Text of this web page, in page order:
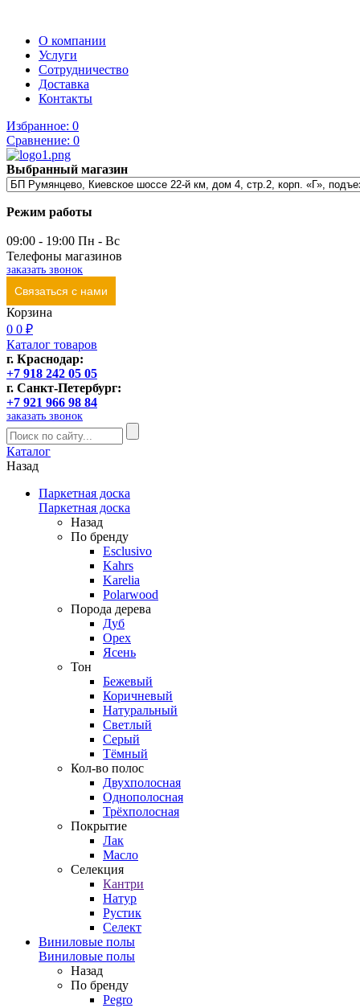
О компании
Услуги
Сотрудничество
Доставка
Контакты
Избранное: 0
Сравнение: 0
Выбранный магазин
Режим работы
09:00 - 19:00 Пн - Вс
Телефоны магазинов
заказать звонок
Связаться с нами
Корзина
0 0 ₽
Каталог товаров
г. Краснодар:
+7 918 242 05 05
г. Санкт-Петербург:
+7 921 966 98 84
заказать звонок
Каталог
Назад
Паркетная доска
Паркетная доска
Назад
По бренду
Esclusivo
Kahrs
Karelia
Polarwood
Порода дерева
Дуб
Орех
Ясень
Тон
Бежевый
Коричневый
Натуральный
Светлый
Серый
Тёмный
Кол-во полос
Двухполосная
Однополосная
Трёхполосная
Покрытие
Лак
Масло
Селекция
Кантри
Натур
Рустик
Селект
Виниловые полы
Виниловые полы
Назад
По бренду
Pegro